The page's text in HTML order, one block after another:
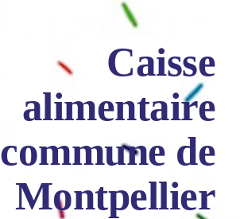
Caisse
alimentaire
commune de
Montpellier